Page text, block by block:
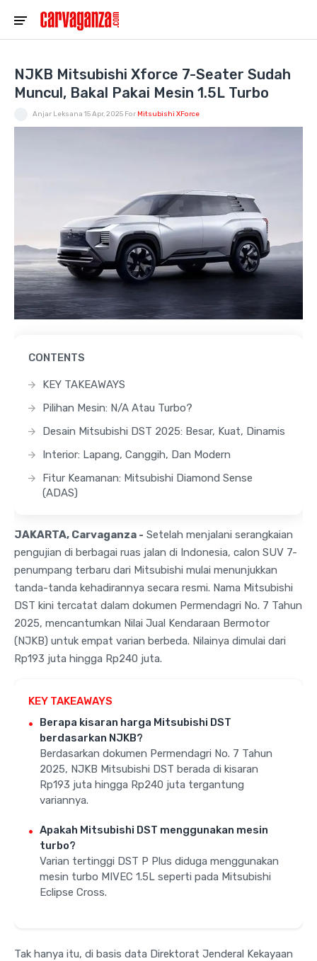
NJKB Mitsubishi Xforce 7-Seater Sudah
Muncul, Bakal Pakai Mesin 1.5L Turbo
Anjar Leksana 15 Apr, 2025 For Mitsubishi XForce
CONTENTS
KEY TAKEAWAYS
Pilihan Mesin: N/A Atau Turbo?
Desain Mitsubishi DST 2025: Besar, Kuat, Dinamis
Interior: Lapang, Canggih, Dan Modern
Fitur Keamanan: Mitsubishi Diamond Sense
(ADAS)
JAKARTA, Carvaganza - Setelah menjalani serangkaian
pengujian di berbagai ruas jalan di Indonesia, calon SUV 7-
penumpang terbaru dari Mitsubishi mulai menunjukkan
tanda-tanda kehadirannya secara resmi. Nama Mitsubishi
DST kini tercatat dalam dokumen Permendagri No. 7 Tahun
2025, mencantumkan Nilai Jual Kendaraan Bermotor
(NJKB) untuk empat varian berbeda. Nilainya dimulai dari
Rp193 juta hingga Rp240 juta.
KEY TAKEAWAYS
Berapa kisaran harga Mitsubishi DST
berdasarkan NJKB?
Berdasarkan dokumen Permendagri No. 7 Tahun
2025, NJKB Mitsubishi DST berada di kisaran
Rp193 juta hingga Rp240 juta tergantung
variannya.
Apakah Mitsubishi DST menggunakan mesin
turbo?
Varian tertinggi DST P Plus diduga menggunakan
mesin turbo MIVEC 1.5L seperti pada Mitsubishi
Eclipse Cross.
Tak hanya itu, di basis data Direktorat Jenderal Kekayaan